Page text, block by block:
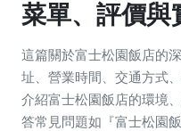
菜單、評價與
這篇關於富士松園飯店的
址、營業時間、交通方式
介紹富士松園飯店的環境
答常見問題如『富士松園